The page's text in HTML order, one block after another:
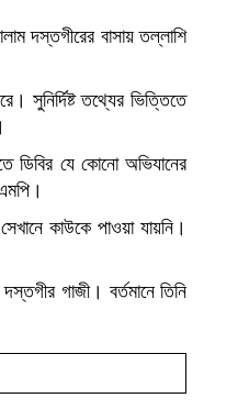
দস্তগীরের বাসায় তল্লাশি
সুনির্দিষ্ট তথ্যের ভিত্তিতে
ডিবির যে কোনো অভিযানের
কাউকে পাওয়া যায়নি।
গাজী। বর্তমানে তিনি